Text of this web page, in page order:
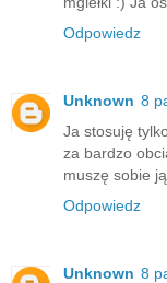
Odpowiedz
Unknown 8
Ja stosuję
za bardzo
muszę sobie
Odpowiedz
Unknown 8